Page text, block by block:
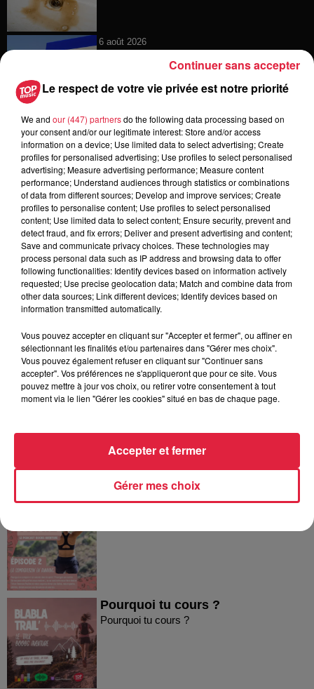
6 août 2026
Catherine Trautmann réagit
6 août 2026
Au zoo de Mulhouse : rencontre
avec les flamants rouges
6 août 2026
Les dernières infos sur la venue du
pape à Metz en septembre
Dans la même série
La comparaison en running
Pourquoi tu cours ?
Pourquoi tu cours ?
Le respect de votre vie privée est notre priorité
We and our (447) partnersdo the following data processing based on
your consent and/or our legitimate interest: Store and/or access
information on a device; Use limited data to select advertising; Create
profiles for personalised advertising; Use profiles to select personalised
advertising; Measure advertising performance; Measure content
performance; Understand audiences through statistics or combinations
of data from different sources; Develop and improve services; Create
profiles to personalise content; Use profiles to select personalised
content; Use limited data to select content; Ensure security, prevent and
detect fraud, and fix errors; Deliver and present advertising and content;
Save and communicate privacy choices. These technologies may
process personal data such as IP address and browsing data to offer
following functionalities: Identify devices based on information actively
requested; Use precise geolocation data; Match and combine data from
other data sources; Link different devices; Identify devices based on
information transmitted automatically.
Vous pouvez accepter en cliquant sur "Accepter et fermer", ou affiner en
sélectionnant les finalités et/ou partenaires dans "Gérer mes choix".
Vous pouvez également refuser en cliquant sur "Continuer sans
accepter". Vos préférences ne s'appliqueront que pour ce site. Vous
pouvez mettre à jour vos choix, ou retirer votre consentement à tout
moment via le lien "Gérer les cookies" situé en bas de chaque page.
Gérer mes choix
Accepter et fermer
Continuer sans accepter